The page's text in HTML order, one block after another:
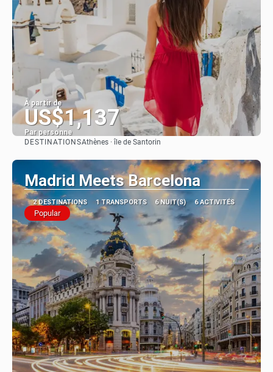
À partir de
US$1,137
Par personne
DESTINATIONSAthènes · île de Santorin
Madrid Meets Barcelona
2 DESTINATIONS 1 TRANSPORTS 6 NUIT(S) 6 ACTIVITÉS
Popular